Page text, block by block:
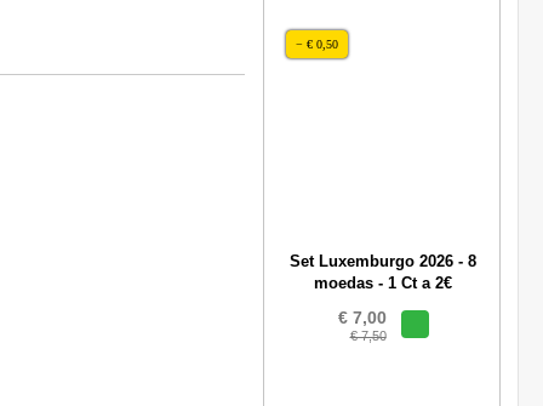
− € 0,50
Set Luxemburgo 2026 - 8
moedas - 1 Ct a 2€
€ 7,00
€ 7,50